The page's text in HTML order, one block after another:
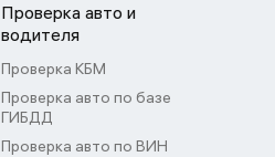
Проверка авто и
водителя
Проверка КБМ
Проверка авто по базе
ГИБДД
Проверка авто по ВИН